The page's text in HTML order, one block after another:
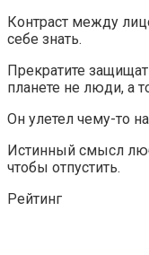
Контраст между
себе знать.
Прекратите
планете не люди, а
Он улетел чему-то
Истинный смысл
чтобы отпустить.
Рейтинг